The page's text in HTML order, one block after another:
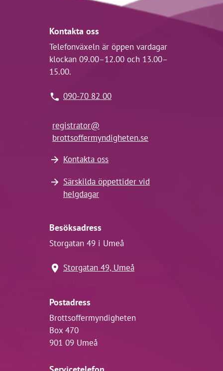
Kontakta oss
Telefonväxeln är öppen vardagar
klockan 09.00–12.00 och 13.00–
15.00.
090-70 82 00
registrator@
brottsoffermyndigheten.se
Kontakta oss
Särskilda öppettider vid
helgdagar
Besöksadress
Storgatan 49 i Umeå
Storgatan 49, Umeå
Postadress
Brottsoffermyndigheten
Box 470
901 09 Umeå